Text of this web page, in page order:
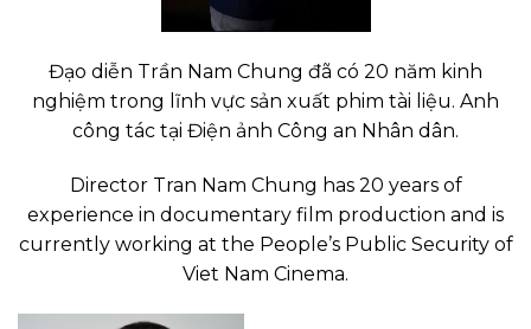
Đạo diễn Trần Nam Chung đã có 20 năm kinh
nghiệm trong lĩnh vực sản xuất phim tài liệu. Anh
công tác tại Điện ảnh Công an Nhân dân.
Director Tran Nam Chung has 20 years of
experience in documentary film production and is
currently working at the People’s Public Security of
Viet Nam Cinema.